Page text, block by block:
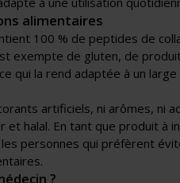
alimentaires
100 % de peptides de
exempte de gluten, de
qui la rend adaptée à un
artificiels, ni arômes, ni
et halal. En tant que produit à
personnes qui préfèrent
?